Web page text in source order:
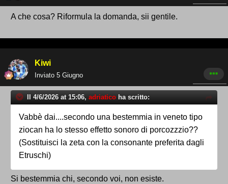
A che cosa? Riformula la domanda, sii gentile.
Kiwi
Inviato 5 Giugno
Il 4/6/2026 at 15:06, adriatico ha scritto:
Vabbè dai....secondo una bestemmia in veneto tipo
ziocan ha lo stesso effetto sonoro di porcozzzio??
(Sostituisci la zeta con la consonante preferita dagli
Etruschi)
Si bestemmia chi, secondo voi, non esiste.